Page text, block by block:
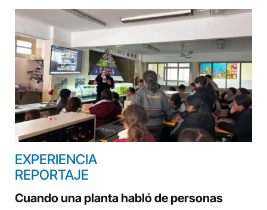
EXPERIENCIA
REPORTAJE
Cuando una planta habló de personas